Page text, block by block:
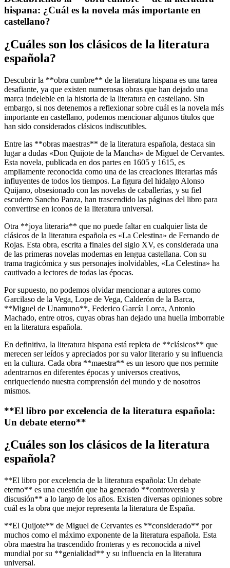
hispana: ¿Cuál es la novela más importante en
castellano?
¿Cuáles son los clásicos de la literatura
española?
Descubrir la **obra cumbre** de la literatura hispana es una tarea
desafiante, ya que existen numerosas obras que han dejado una
marca indeleble en la historia de la literatura en castellano. Sin
embargo, si nos detenemos a reflexionar sobre cuál es la novela más
importante en castellano, podemos mencionar algunos títulos que
han sido considerados clásicos indiscutibles.
Entre las **obras maestras** de la literatura española, destaca sin
lugar a dudas «Don Quijote de la Mancha» de Miguel de Cervantes.
Esta novela, publicada en dos partes en 1605 y 1615, es
ampliamente reconocida como una de las creaciones literarias más
influyentes de todos los tiempos. La figura del hidalgo Alonso
Quijano, obsesionado con las novelas de caballerías, y su fiel
escudero Sancho Panza, han trascendido las páginas del libro para
convertirse en iconos de la literatura universal.
Otra **joya literaria** que no puede faltar en cualquier lista de
clásicos de la literatura española es «La Celestina» de Fernando de
Rojas. Esta obra, escrita a finales del siglo XV, es considerada una
de las primeras novelas modernas en lengua castellana. Con su
trama tragicómica y sus personajes inolvidables, «La Celestina» ha
cautivado a lectores de todas las épocas.
Por supuesto, no podemos olvidar mencionar a autores como
Garcilaso de la Vega, Lope de Vega, Calderón de la Barca,
**Miguel de Unamuno**, Federico García Lorca, Antonio
Machado, entre otros, cuyas obras han dejado una huella imborrable
en la literatura española.
En definitiva, la literatura hispana está repleta de **clásicos** que
merecen ser leídos y apreciados por su valor literario y su influencia
en la cultura. Cada obra **maestra** es un tesoro que nos permite
adentrarnos en diferentes épocas y universos creativos,
enriqueciendo nuestra comprensión del mundo y de nosotros
mismos.
**El libro por excelencia de la literatura española:
Un debate eterno**
¿Cuáles son los clásicos de la literatura
española?
**El libro por excelencia de la literatura española: Un debate
eterno** es una cuestión que ha generado **controversia y
discusión** a lo largo de los años. Existen diversas opiniones sobre
cuál es la obra que mejor representa la literatura de España.
**El Quijote** de Miguel de Cervantes es **considerado** por
muchos como el máximo exponente de la literatura española. Esta
obra maestra ha trascendido fronteras y es reconocida a nivel
mundial por su **genialidad** y su influencia en la literatura
universal.